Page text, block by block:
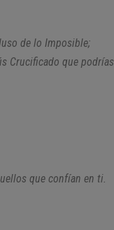
de lo Imposible;
Crucificado que podrías
que confían en ti.